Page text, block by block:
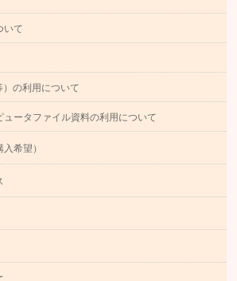
いて
の利用について
ュータファイル資料の利用について
希望）